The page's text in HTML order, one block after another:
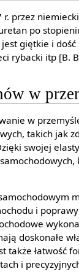
przez
po
giętkie i
rybacki itp [B.
w
w
takich jak
swojej
i
doskonałe
także łatwość
i